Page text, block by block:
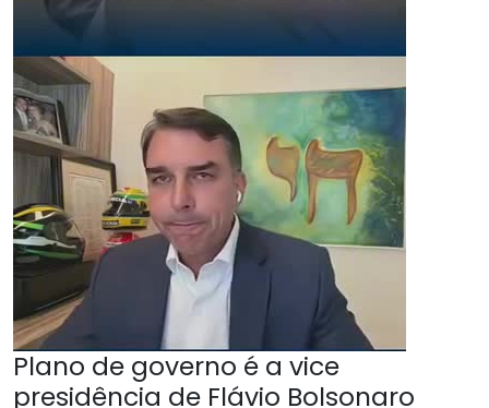
Plano de governo é a vice
presidência de Flávio Bolsonaro